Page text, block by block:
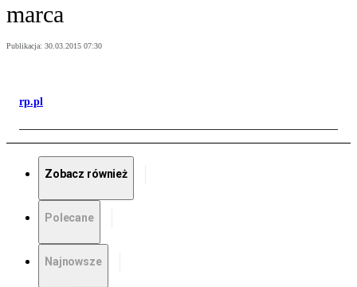
marca
Publikacja: 30.03.2015 07:30
rp.pl
Zobacz również
Polecane
Najnowsze